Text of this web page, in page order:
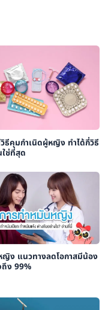
York.
ธีคุมกำเนิดผู้หญิง ทำได้กี่วิธี
ช่ที่สุด
ญิง แนวทางลดโอกาสมีน้อง
ถึง 99%